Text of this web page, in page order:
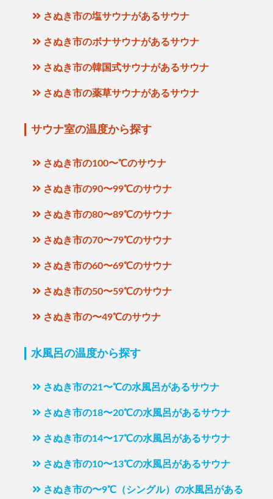
さぬき市の塩サウナがあるサウナ
さぬき市のボナサウナがあるサウナ
さぬき市の韓国式サウナがあるサウナ
さぬき市の薬草サウナがあるサウナ
サウナ室の温度から探す
さぬき市の100〜℃のサウナ
さぬき市の90〜99℃のサウナ
さぬき市の80〜89℃のサウナ
さぬき市の70〜79℃のサウナ
さぬき市の60〜69℃のサウナ
さぬき市の50〜59℃のサウナ
さぬき市の〜49℃のサウナ
水風呂の温度から探す
さぬき市の21〜℃の水風呂があるサウナ
さぬき市の18〜20℃の水風呂があるサウナ
さぬき市の14〜17℃の水風呂があるサウナ
さぬき市の10〜13℃の水風呂があるサウナ
さぬき市の〜9℃（シングル）の水風呂がある